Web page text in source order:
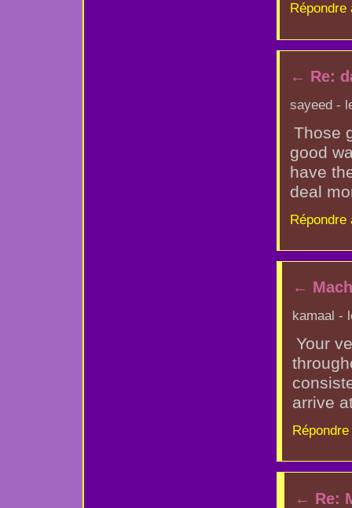
← Re:
sayeed -
Those
good
have
deal
Répondre
←
kamaal -
Your
arrive
← Re: